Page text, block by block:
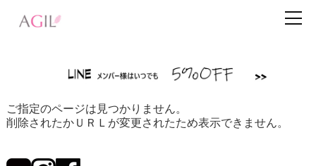
ご指定のページは見つかりません。
削除されたかＵＲＬが変更されたため表示できません。